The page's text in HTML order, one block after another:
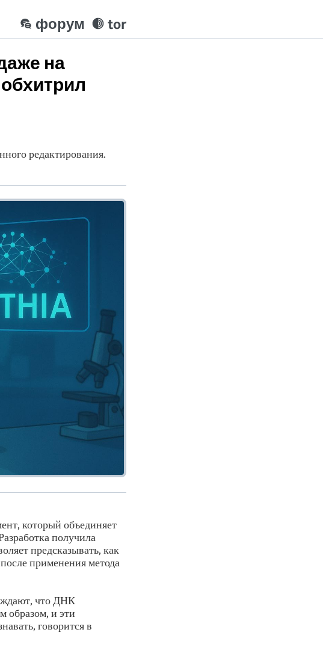
tor
форум
на
редактирования.
который объединяет
получила
предсказывать, как
применения метода
что ДНК
образом, и эти
говорится в